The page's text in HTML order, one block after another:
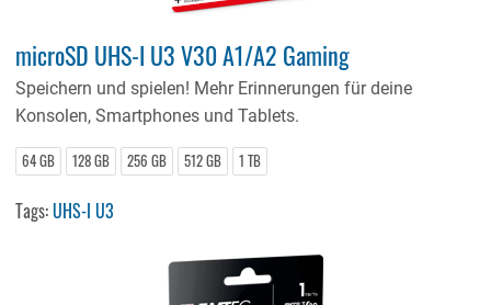
microSD UHS-I U3 V30 A1/A2 Gaming
Speichern und spielen! Mehr Erinnerungen für deine
Konsolen, Smartphones und Tablets.
64 GB 128 GB 256 GB 512 GB 1 TB
Tags:UHS-I U3